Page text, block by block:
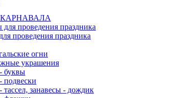
проведения праздника
проведения праздника
огни
украшения
буквы
подвески
занавесы - дождик